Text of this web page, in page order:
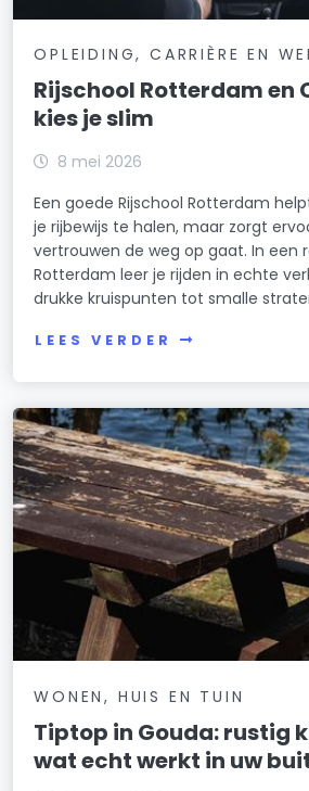
OPLEIDING, CARRIÈRE EN
Rijschool Rotterdam en
kies je slim
8 mei 2026
Een goede Rijschool Rotterdam
je rijbewijs te halen, maar zorgt
vertrouwen de weg op gaat. In een
Rotterdam leer je rijden in echte
drukke kruispunten tot smalle
LEES VERDER
WONEN, HUIS EN TUIN
Tiptop in Gouda: rustig
wat echt werkt in uw